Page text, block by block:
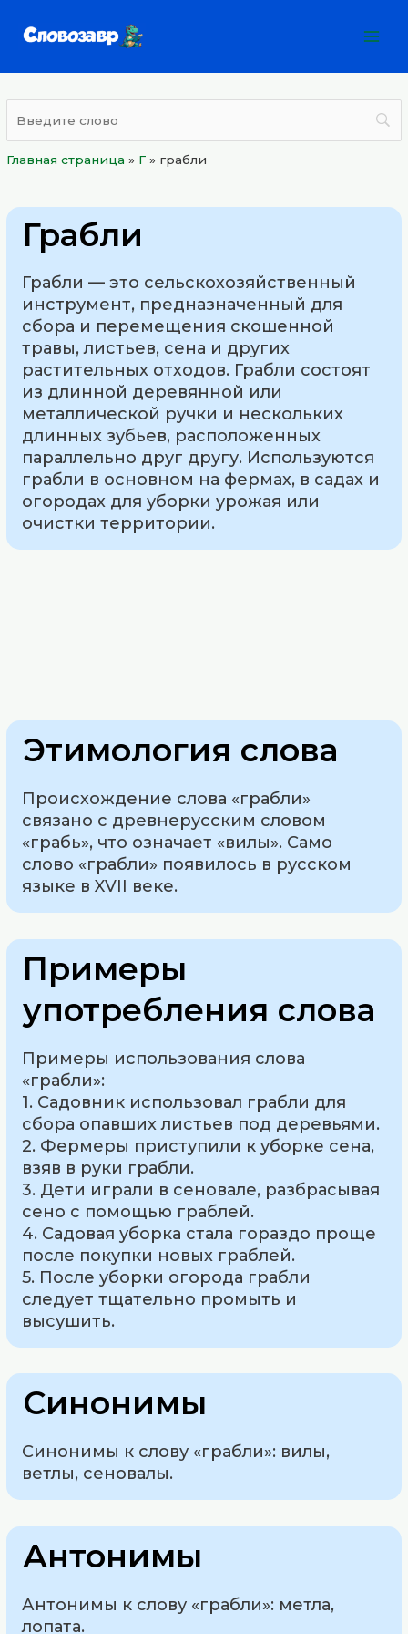
Главная страница » Г » грабли
Грабли
Грабли — это сельскохозяйственный
инструмент, предназначенный для
сбора и перемещения скошенной
травы, листьев, сена и других
растительных отходов. Грабли состоят
из длинной деревянной или
металлической ручки и нескольких
длинных зубьев, расположенных
параллельно друг другу. Используются
грабли в основном на фермах, в садах и
огородах для уборки урожая или
очистки территории.
Этимология слова
Происхождение слова «грабли»
связано с древнерусским словом
«грабь», что означает «вилы». Само
слово «грабли» появилось в русском
языке в XVII веке.
Примеры
употребления слова
Примеры использования слова
«грабли»:
1. Садовник использовал грабли для
сбора опавших листьев под деревьями.
2. Фермеры приступили к уборке сена,
взяв в руки грабли.
3. Дети играли в сеновале, разбрасывая
сено с помощью граблей.
4. Садовая уборка стала гораздо проще
после покупки новых граблей.
5. После уборки огорода грабли
следует тщательно промыть и
высушить.
Синонимы
Синонимы к слову «грабли»: вилы,
ветлы, сеновалы.
Антонимы
Антонимы к слову «грабли»: метла,
лопата.